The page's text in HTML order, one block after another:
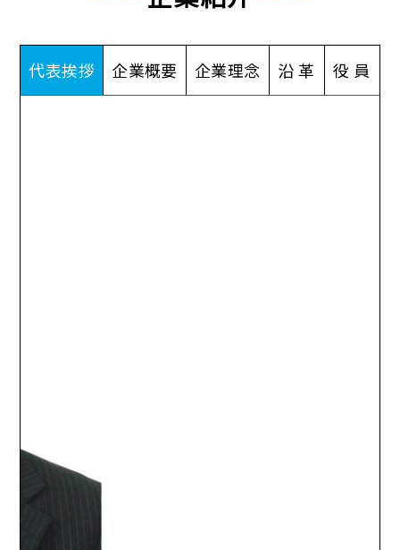
代表挨拶 企業概要 企業理念 沿 革 役 員